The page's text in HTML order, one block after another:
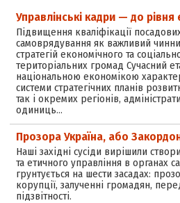
Управлінські кадри — до
Підвищення кваліфікації
самоврядування як важливий
стратегій економічного та
територіальних громад Сучасний
національною економікою
системи стратегічних планів
так і окремих регіонів,
одиниць…
Прозора Україна, або
Наші західні сусіди вирішили
та етичного управління в органах
грунтується на шести засадах:
корупції, залученні громадян,
підзвітності.